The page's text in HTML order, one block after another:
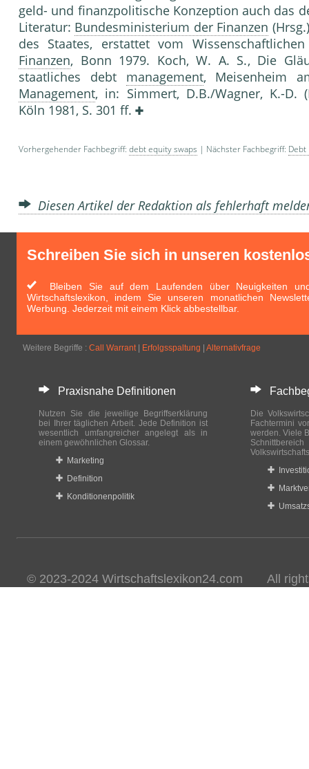
geld- und finanzpolitische Konzeption auch das
Literatur: Bundesministerium der Finanzen
des Staates, erstattet vom
Finanzen, Bonn 1979. Koch, W. A. S., Die
staatliches debt management, Meisenheim
Management, in: Simmert, D.B./Wagner, K.-D.
Köln 1981, S. 301 ff.
Vorhergehender Fachbegriff: debt equity swaps | Nächster Fachbegriff: Debt
Diesen Artikel der Redaktion als fehlerhaft
Schreiben Sie sich in unseren
Bleiben Sie auf dem Laufenden über Neuigkeiten
Wirtschaftslexikon, indem Sie unseren monatlichen
Werbung. Jederzeit mit einem Klick abbestellbar.
Weitere Begriffe : Call Warrant| Erfolgsspaltung Alternativfrage
Praxisnahe Definitionen
Nutzen Sie die jeweilige Begriffserklärung
bei Ihrer täglichen Arbeit. Jede Definition ist
wesentlich umfangreicher angelegt als in
einem gewöhnlichen Glossar.
Marketing
Definition
Konditionenpolitik
Die
Fachtermini
werden. Viele
© 2023-2024 Wirtschaftslexikon24.com All